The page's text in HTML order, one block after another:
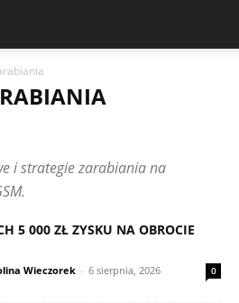
W ELEKTRONIKĘ
I OPROGRAMOWANIE
STRATEGIE ZARABIANIA
i strategie zarabiania na
5 000 ZŁ ZYSKU NA OBROCIE
Wieczorek - 6 sierpnia, 2026 0